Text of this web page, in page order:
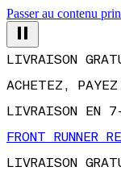
Passer au contenu
ACHETEZ,
LIVRAISON EN
FRONT RUNNER
LIVRAISON
ACHETEZ,